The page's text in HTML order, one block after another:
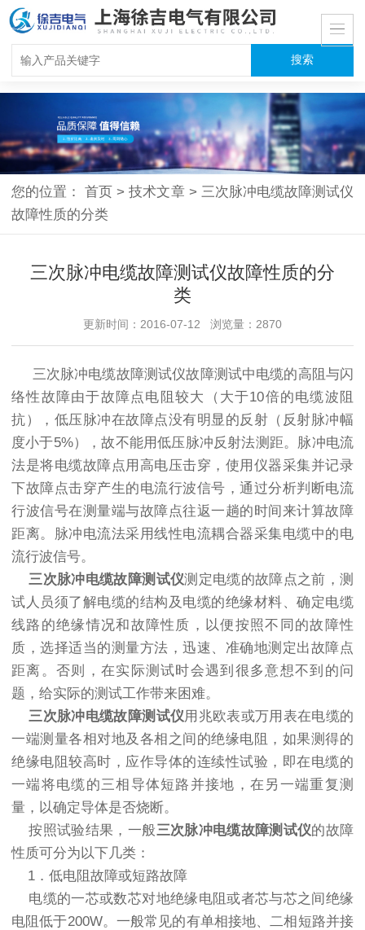
您的位置：首页 > 技术文章 > 三次脉冲电缆故障测试仪
故障性质的分类
三次脉冲电缆故障测试仪故障性质的分
类
更新时间：2016-07-12 浏览量：2870
三次脉冲电缆故障测试仪故障测试中电缆的高阻与闪
络性故障由于故障点电阻较大（大于10倍的电缆波阻
抗），低压脉冲在故障点没有明显的反射（反射脉冲幅
度小于5%），故不能用低压脉冲反射法测距。脉冲电流
法是将电缆故障点用高电压击穿，使用仪器采集并记录
下故障点击穿产生的电流行波信号，通过分析判断电流
行波信号在测量端与故障点往返一趟的时间来计算故障
距离。脉冲电流法采用线性电流耦合器采集电缆中的电
流行波信号。
三次脉冲电缆故障测试仪测定电缆的故障点之前，测
试人员须了解电缆的结构及电缆的绝缘材料、确定电缆
线路的绝缘情况和故障性质，以便按照不同的故障性
质，选择适当的测量方法，迅速、准确地测定出故障点
距离。否则，在实际测试时会遇到很多意想不到的问
题，给实际的测试工作带来困难。
三次脉冲电缆故障测试仪用兆欧表或万用表在电缆的
一端测量各相对地及各相之间的绝缘电阻，如果测得的
绝缘电阻较高时，应作导体的连续性试验，即在电缆的
一端将电缆的三相导体短路并接地，在另一端重复测
量，以确定导体是否烧断。
按照试验结果，一般三次脉冲电缆故障测试仪的故障
性质可分为以下几类：
1．低电阻故障或短路故障
电缆的一芯或数芯对地绝缘电阻或者芯与芯之间绝缘
电阻低于200W。一般常见的有单相接地、二相短路并接